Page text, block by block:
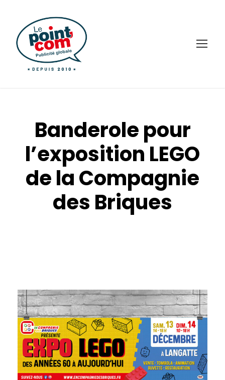
Banderole pour
l’exposition LEGO
de la Compagnie
des Briques